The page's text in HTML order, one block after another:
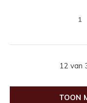
1
12 van
TOON